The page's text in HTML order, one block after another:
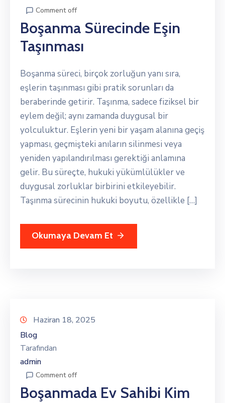
Comment off
Boşanma Sürecinde Eşin
Taşınması
Boşanma süreci, birçok zorluğun yanı sıra,
eşlerin taşınması gibi pratik sorunları da
beraberinde getirir. Taşınma, sadece fiziksel bir
eylem değil; aynı zamanda duygusal bir
yolculuktur. Eşlerin yeni bir yaşam alanına geçiş
yapması, geçmişteki anıların silinmesi veya
yeniden yapılandırılması gerektiği anlamına
gelir. Bu süreçte, hukuki yükümlülükler ve
duygusal zorluklar birbirini etkileyebilir.
Taşınma sürecinin hukuki boyutu, özellikle […]
Okumaya Devam Et
Haziran 18, 2025
Blog
Tarafından
admin
Comment off
Boşanmada Ev Sahibi Kim